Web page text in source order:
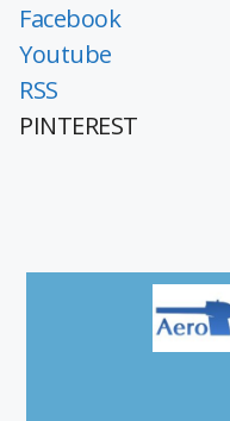
Facebook
Youtube
RSS
PINTEREST